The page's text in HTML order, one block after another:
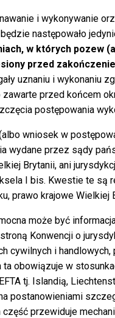
i wykonywanie
następowało
w których pozew
przed
uznaniu i wykonaniu
przed końcem
postępowania
wniosek w
wydane przez sądy
Brytanii, ani
I bis. Kwestie te są
prawo krajowe Wielkiej
może być
Konwencji o
cywilnych i handlowych,
ta obowiązuje w
tj. Islandią,
postanowieniami
przewiduje